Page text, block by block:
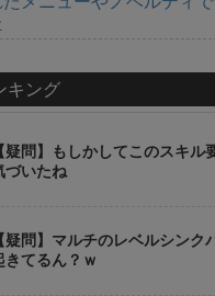
キング
【疑問】もしかしてこのスキ
づいたね
【疑問】マルチのレベルシンク
きてるん？ｗ